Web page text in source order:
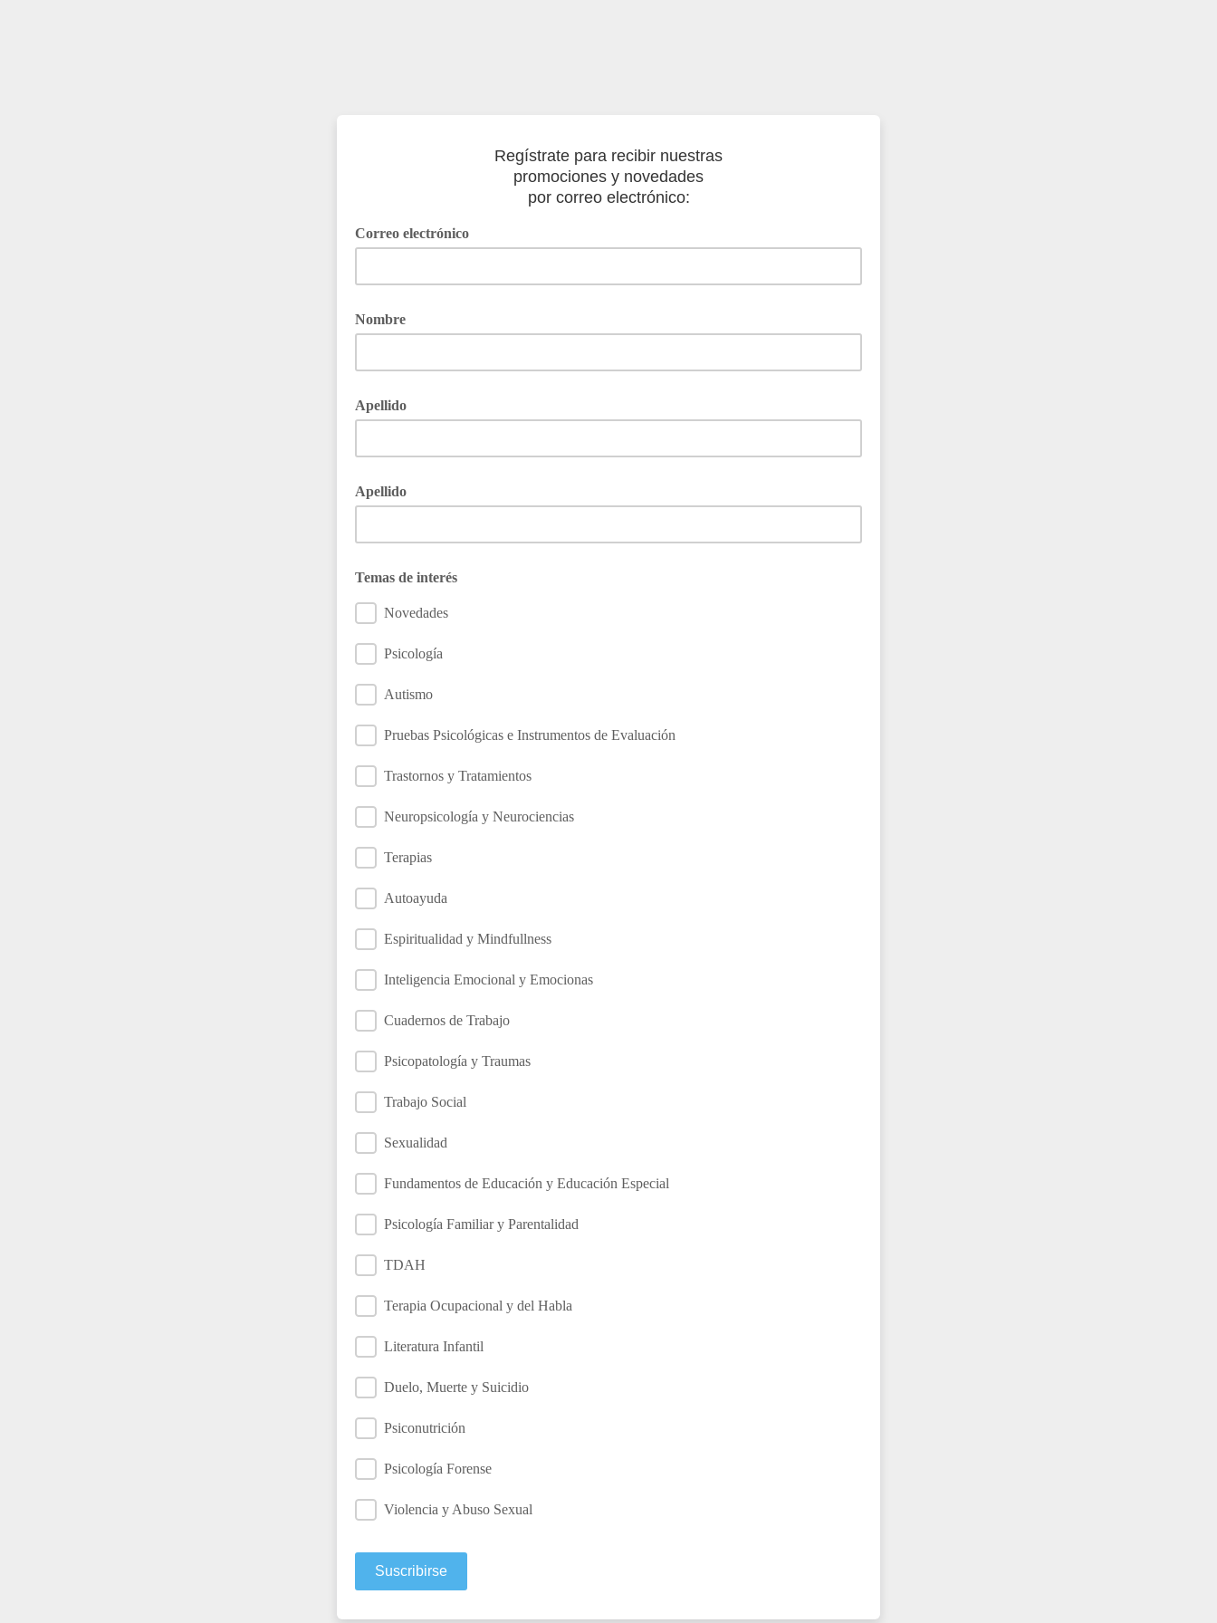
Regístrate para recibir nuestras
promociones y novedades
por correo electrónico:
Correo electrónico
Nombre
Apellido
Apellido
Temas de interés
Novedades
Psicología
Autismo
Pruebas Psicológicas e Instrumentos de Evaluación
Trastornos y Tratamientos
Neuropsicología y Neurociencias
Terapias
Autoayuda
Espiritualidad y Mindfullness
Inteligencia Emocional y Emocionas
Cuadernos de Trabajo
Psicopatología y Traumas
Trabajo Social
Sexualidad
Fundamentos de Educación y Educación Especial
Psicología Familiar y Parentalidad
TDAH
Terapia Ocupacional y del Habla
Literatura Infantil
Duelo, Muerte y Suicidio
Psiconutrición
Psicología Forense
Violencia y Abuso Sexual